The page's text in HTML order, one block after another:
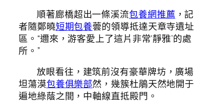
順著廊橋超出一條溪流包養網推薦 ，記
者隨鄭曉短期包養蕓的領導抵達天章寺遺址
區。“邇來，游客愛上了這片非常‘靜雅’的處
所。”
放眼看往，建筑前沒有豪華牌坊，廣場
坦蕩漠包養俱樂部然，幾簇杜鵑天然地開于
遍地綠蔭之間，中軸線直抵殿門。